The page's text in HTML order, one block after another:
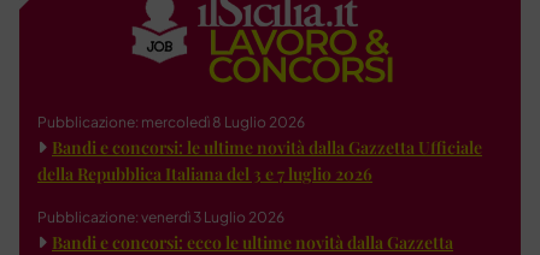
Pubblicazione: mercoledì 8 Luglio 2026
Bandi e concorsi: le ultime novità dalla Gazzetta Ufficiale
della Repubblica Italiana del 3 e 7 luglio 2026
Pubblicazione: venerdì 3 Luglio 2026
Bandi e concorsi: ecco le ultime novità dalla Gazzetta